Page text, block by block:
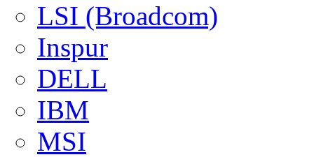
LSI (Broadcom)
Inspur
DELL
IBM
MSI